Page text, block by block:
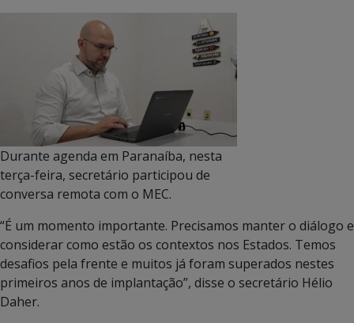
Durante agenda em Paranaíba, nesta
terça-feira, secretário participou de
conversa remota com o MEC.
“É um momento importante. Precisamos manter o diálogo e
considerar como estão os contextos nos Estados. Temos
desafios pela frente e muitos já foram superados nestes
primeiros anos de implantação”, disse o secretário Hélio
Daher.